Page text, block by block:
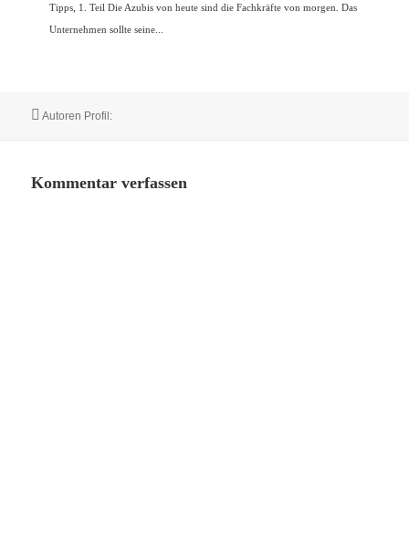
Tipps, 1. Teil Die Azubis von heute sind die Fachkräfte von morgen. Das
Unternehmen sollte seine...
Autor
Autoren Profil:
Kommentar verfassen